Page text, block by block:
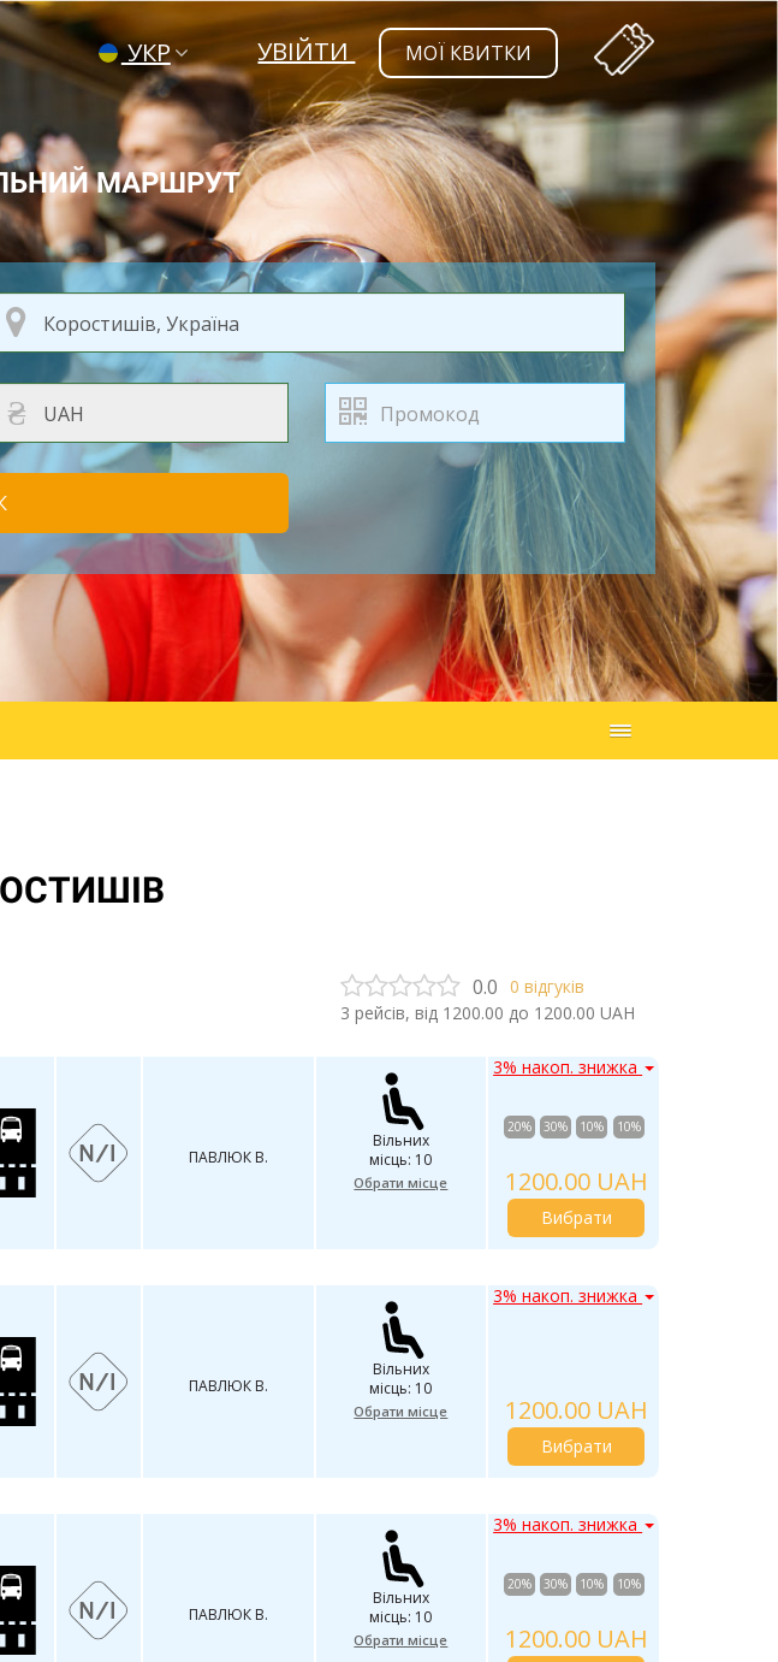
УКР
ENG
РУС
УВІЙТИ МОЇ КВИТКИ
МАРШРУТ
₴
0.0 0 відгуків
3 рейсів, від 1200.00 до 1200.00 UAH
ПАВЛЮК В.
Вільних
місць: 10
Обрати місце
3% накоп. знижка
20% 30% 10% 10%
1200.00 UAH
Вибрати
ПАВЛЮК В.
Вільних
місць: 10
Обрати місце
3% накоп. знижка
1200.00 UAH
Вибрати
ПАВЛЮК В.
Вільних
місць: 10
Обрати місце
3% накоп. знижка
20% 30% 10% 10%
1200.00 UAH